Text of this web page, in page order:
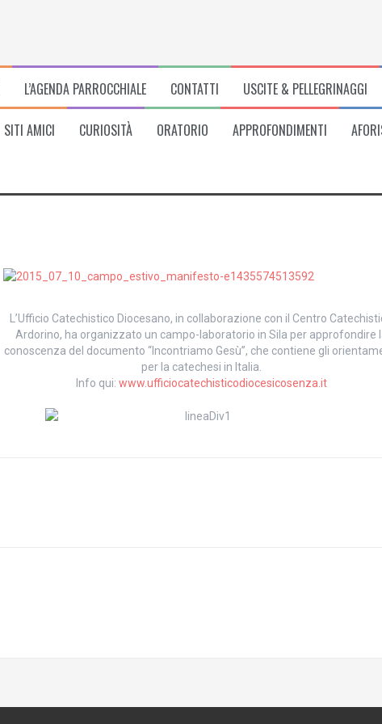
L’AGENDA PARROCCHIALE CONTATTI USCITE & PELLEGRINAGGI
SITI AMICI CURIOSITÀ ORATORIO APPROFONDIMENTI
L’Ufficio Catechistico Diocesano, in collaborazione con il Centro
Ardorino, ha organizzato un campo-laboratorio in Sila per approfondire
conoscenza del documento “Incontriamo Gesù”, che contiene gli
per la catechesi in Italia.
Info qui: www.ufficiocatechisticodiocesicosenza.it